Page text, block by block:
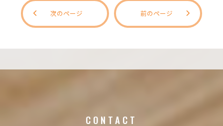
次のページ 前のページ
CONTACT